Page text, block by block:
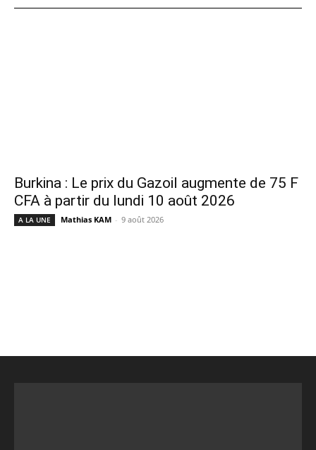
Burkina : Le prix du Gazoil augmente de 75 F
CFA à partir du lundi 10 août 2026
A LA UNE Mathias KAM - 9 août 2026